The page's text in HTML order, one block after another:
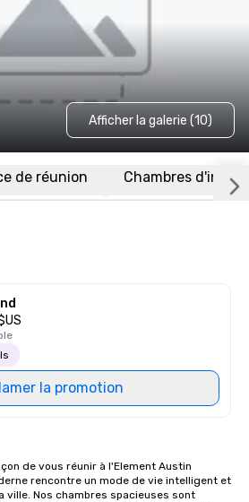
Afficher la galerie (10)
de réunion Chambres
la promotion
de vous réunir à l'Element Austin
rencontre un mode de vie intelligent et
ville. Nos chambres spacieuses sont